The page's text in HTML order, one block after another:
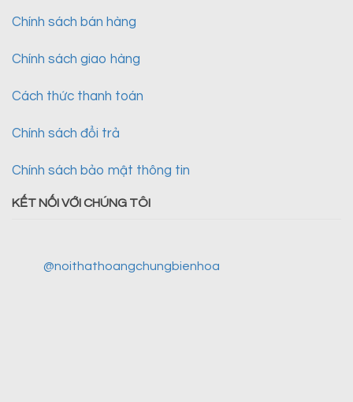
Chính sách bán hàng
Chính sách giao hàng
Cách thức thanh toán
Chính sách đổi trả
Chính sách bảo mật thông tin
KẾT NỐI VỚI CHÚNG TÔI
@noithathoangchungbienhoa